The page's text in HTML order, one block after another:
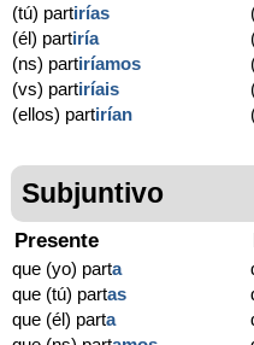
(tú) partirías
(él) partiría
(ns) partiríamos
(vs) partiríais
(ellos) partirían
Subjuntivo
Presente
que (yo) parta
que (tú) partas
que (él) parta